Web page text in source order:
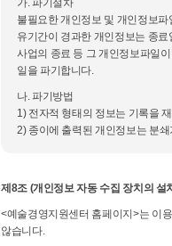
가. 파기절차
불필요한 개인정보 및 개인정보
유기간이 경과한 개인정보는 종
사업의 종료 등 그 개인정보파일
일을 파기합니다.
나. 파기방법
1) 전자적 형태의 정보는 기록을
2) 종이에 출력된 개인정보는 분
제8조 (개인정보 자동 수집 장치의 설
<예술경영지원센터 홈페이지>는 이
않습니다.